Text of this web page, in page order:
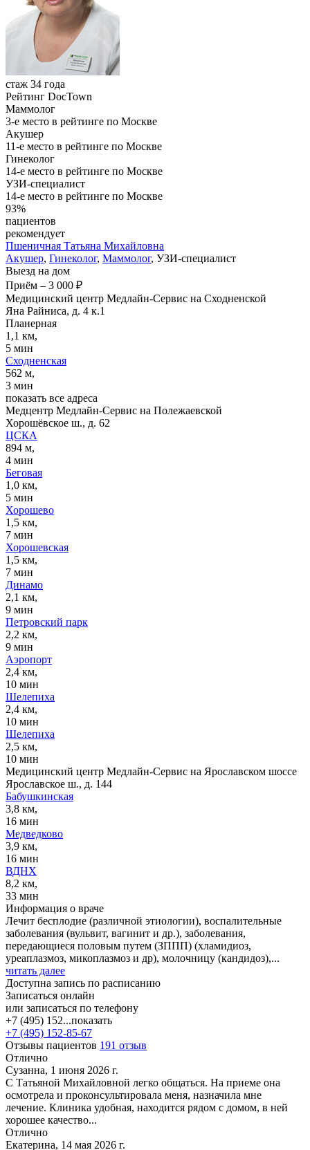
стаж 34 года
Рейтинг DocTown
Маммолог
3-е место в рейтинге по Москве
Акушер
11-е место в рейтинге по Москве
Гинеколог
14-е место в рейтинге по Москве
УЗИ-специалист
14-е место в рейтинге по Москве
93%
пациентов
рекомендует
Пшеничная Татьяна Михайловна
Акушер, Гинеколог, Маммолог, УЗИ-специалист
Выезд на дом
Приём – 3 000 ₽
Медицинский центр Медлайн-Сервис на Сходненской
Яна Райниса, д. 4 к.1
Планерная
1,1 км,
5 мин
Сходненская
562 м,
3 мин
показать все адреса
Медцентр Медлайн-Сервис на Полежаевской
Хорошёвское ш., д. 62
ЦСКА
894 м,
4 мин
Беговая
1,0 км,
5 мин
Хорошево
1,5 км,
7 мин
Хорошевская
1,5 км,
7 мин
Динамо
2,1 км,
9 мин
Петровский парк
2,2 км,
9 мин
Аэропорт
2,4 км,
10 мин
Шелепиха
2,4 км,
10 мин
Шелепиха
2,5 км,
10 мин
Медицинский центр Медлайн-Сервис на Ярославском шоссе
Ярославское ш., д. 144
Бабушкинская
3,8 км,
16 мин
Медведково
3,9 км,
16 мин
ВДНХ
8,2 км,
33 мин
Информация о враче
Лечит бесплодие (различной этиологии), воспалительные
заболевания (вульвит, вагинит и др.), заболевания,
передающиеся половым путем (ЗППП) (хламидиоз,
уреаплазмоз, микоплазмоз и др), молочницу (кандидоз),...
читать далее
Доступна запись по расписанию
Записаться онлайн
или записаться по телефону
+7 (495) 152...показать
+7 (495) 152-85-67
Отзывы пациентов 191 отзыв
Отлично
Сузанна, 1 июня 2026 г.
С Татьяной Михайловной легко общаться. На приеме она
осмотрела и проконсультировала меня, назначила мне
лечение. Клиника удобная, находится рядом с домом, в ней
хорошее качество...
Отлично
Екатерина, 14 мая 2026 г.